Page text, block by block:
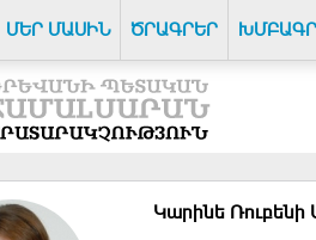
ՄԵՐ ՄԱՍԻՆ ԾՐԱԳՐԵՐ
Կարինե Ռուբենի